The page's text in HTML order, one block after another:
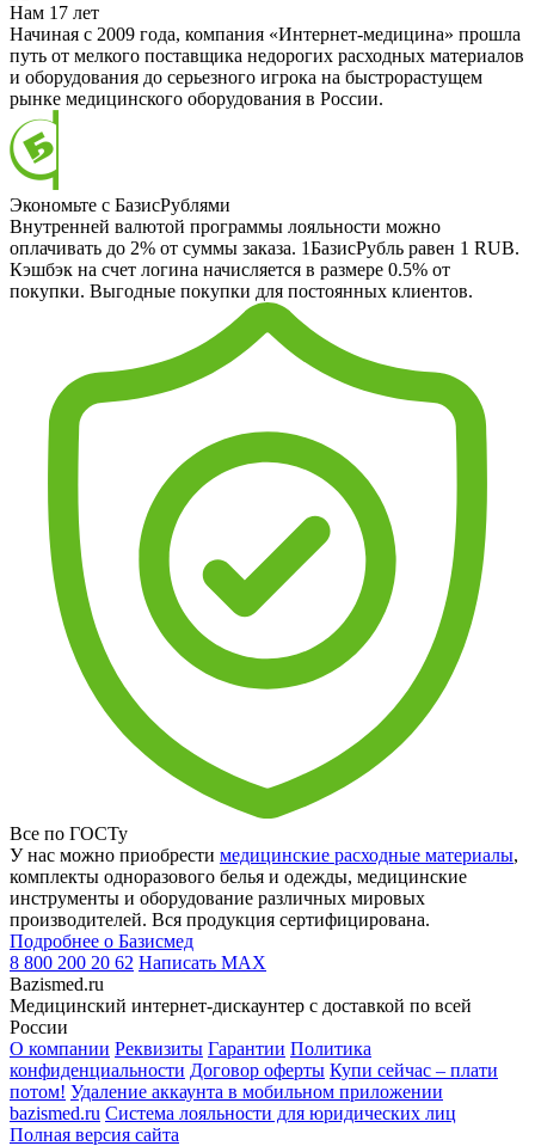
Нам 17 лет
Начиная с 2009 года, компания «Интернет-медицина» прошла
путь от мелкого поставщика недорогих расходных материалов
и оборудования до серьезного игрока на быстрорастущем
рынке медицинского оборудования в России.
Экономьте с БазисРублями
Внутренней валютой программы лояльности можно
оплачивать до 2% от суммы заказа. 1БазисРубль равен 1 RUB.
Кэшбэк на счет логина начисляется в размере 0.5% от
покупки. Выгодные покупки для постоянных клиентов.
Все по ГОСТу
У нас можно приобрести медицинские расходные материалы,
комплекты одноразового белья и одежды, медицинские
инструменты и оборудование различных мировых
производителей. Вся продукция сертифицирована.
Подробнее о Базисмед
8 800 200 20 62 Написать MAX
Bazismed.ru
Медицинский интернет-дискаунтер с доставкой по всей
России
О компании Реквизиты Гарантии Политика
конфиденциальности Договор оферты Купи сейчас – плати
потом! Удаление аккаунта в мобильном приложении
bazismed.ru Система лояльности для юридических лиц
Полная версия сайта